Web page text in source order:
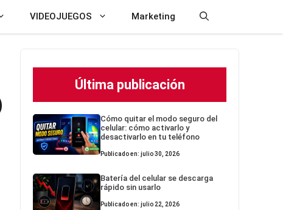
VIDEOJUEGOS Marketing
Última publicación
Cómo quitar el modo seguro del
celular: cómo activarlo y
desactivarlo en tu teléfono
Publicado en: julio 30, 2026
Batería del celular se descarga
rápido sin usarlo
Publicado en: julio 22, 2026